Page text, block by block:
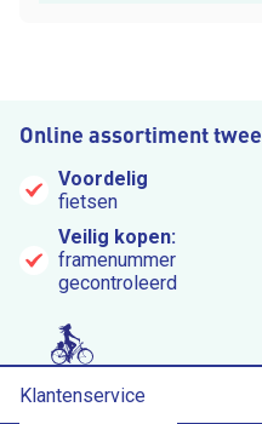
Online assortiment
Voordelig
fietsen
Veilig kopen:
framenummer
gecontroleerd
Klantenservice